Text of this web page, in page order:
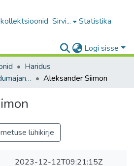
Sirvi... Statistika
Logi sisse
Haridus
Kehtna Kõrgem Kodumajanduskool
Aleksander Siimon
lühikirje
2023-12-12T09:21:15Z